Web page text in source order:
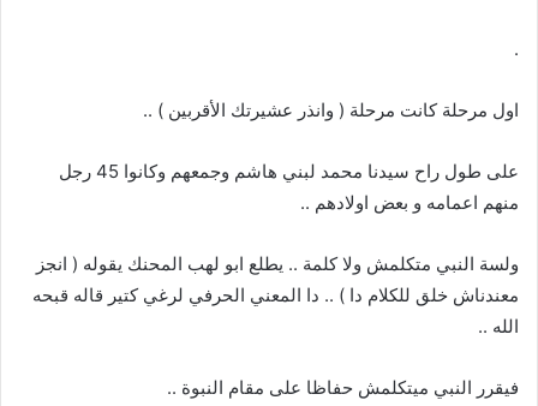
.
اول مرحلة كانت مرحلة ( وانذر عشيرتك الأقربين ) ..
على طول راح سيدنا محمد لبني هاشم وجمعهم وكانوا 45 رجل
منهم اعمامه و بعض اولادهم ..
ولسة النبي متكلمش ولا كلمة .. يطلع ابو لهب المحنك يقوله ( انجز
معندناش خلق للكلام دا ) .. دا المعني الحرفي لرغي كتير قاله قبحه
الله ..
فيقرر النبي ميتكلمش حفاظا على مقام النبوة ..